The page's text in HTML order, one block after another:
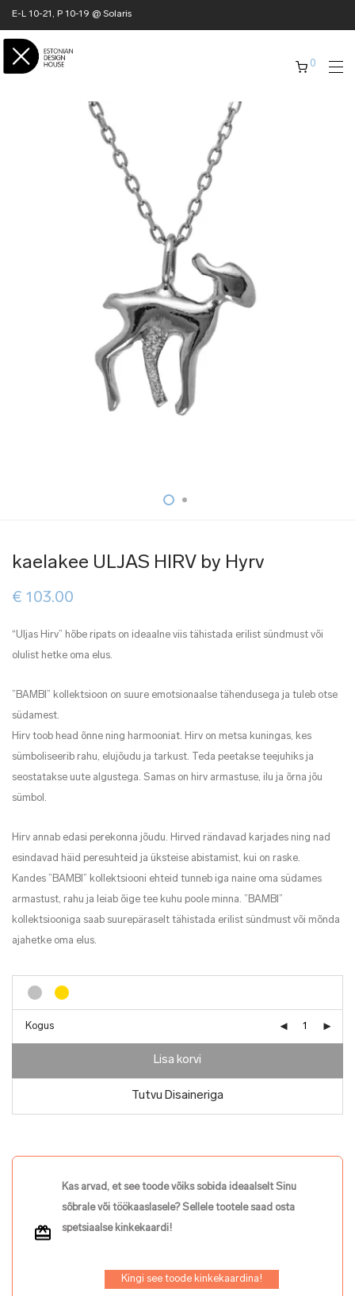
E-L 10-21, P 10-19 @ Solaris
0
kaelakee ULJAS HIRV by Hyrv
€ 103.00
“Uljas Hirv” hõbe ripats on ideaalne viis tähistada erilist sündmust või
olulist hetke oma elus.
”BAMBI” kollektsioon on suure emotsionaalse tähendusega ja tuleb otse
südamest.
Hirv toob head õnne ning harmooniat. Hirv on metsa kuningas, kes
sümboliseerib rahu, elujõudu ja tarkust. Teda peetakse teejuhiks ja
seostatakse uute algustega. Samas on hirv armastuse, ilu ja õrna jõu
sümbol.
Hirv annab edasi perekonna jõudu. Hirved rändavad karjades ning nad
esindavad häid peresuhteid ja üksteise abistamist, kui on raske.
Kandes ”BAMBI” kollektsiooni ehteid tunneb iga naine oma südames
armastust, rahu ja leiab õige tee kuhu poole minna. ”BAMBI”
kollektsiooniga saab suurepäraselt tähistada erilist sündmust või mõnda
ajahetke oma elus.
Kogus
Lisa korvi
Tutvu Disaineriga
Kas arvad, et see toode võiks sobida ideaalselt Sinu
sõbrale või töökaaslasele? Sellele tootele saad osta
spetsiaalse kinkekaardi!
Kingi see toode kinkekaardina!